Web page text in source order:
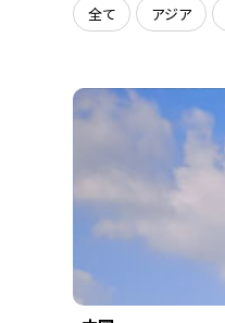
全て アジア